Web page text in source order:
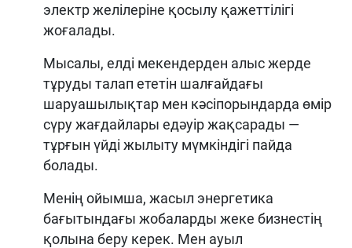
электр желілеріне қосылу қажеттілігі
жоғалады.
Мысалы, елді мекендерден алыс жерде
тұруды талап ететін шалғайдағы
шаруашылықтар мен кәсіпорындарда өмір
сүру жағдайлары едәуір жақсарады —
тұрғын үйді жылыту мүмкіндігі пайда
болады.
Менің ойымша, жасыл энергетика
бағытындағы жобаларды жеке бизнестің
қолына беру керек. Мен ауыл